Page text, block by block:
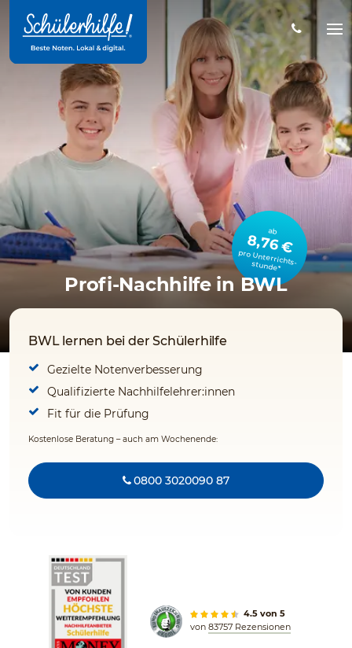
Hauptinhalt
ab
8,76 €
pro Unterrichts­stunde*
Profi-Nachhilfe in BWL
BWL lernen bei der Schülerhilfe
Gezielte Notenverbesserung
Qualifizierte Nachhilfelehrer:innen
Fit für die Prüfung
Kostenlose Beratung – auch am Wochenende:
0800 3020090 87
4.5 von 5
von 83757 Rezensionen